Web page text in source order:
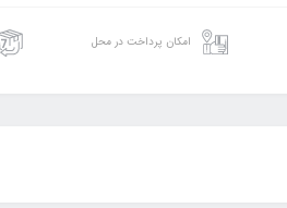
امکان پرداخت در محل